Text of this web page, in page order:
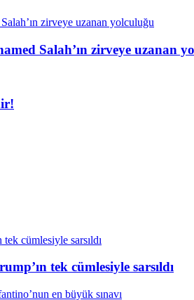
Salah’ın zirveye uzanan
tek cümlesiyle sarsıldı